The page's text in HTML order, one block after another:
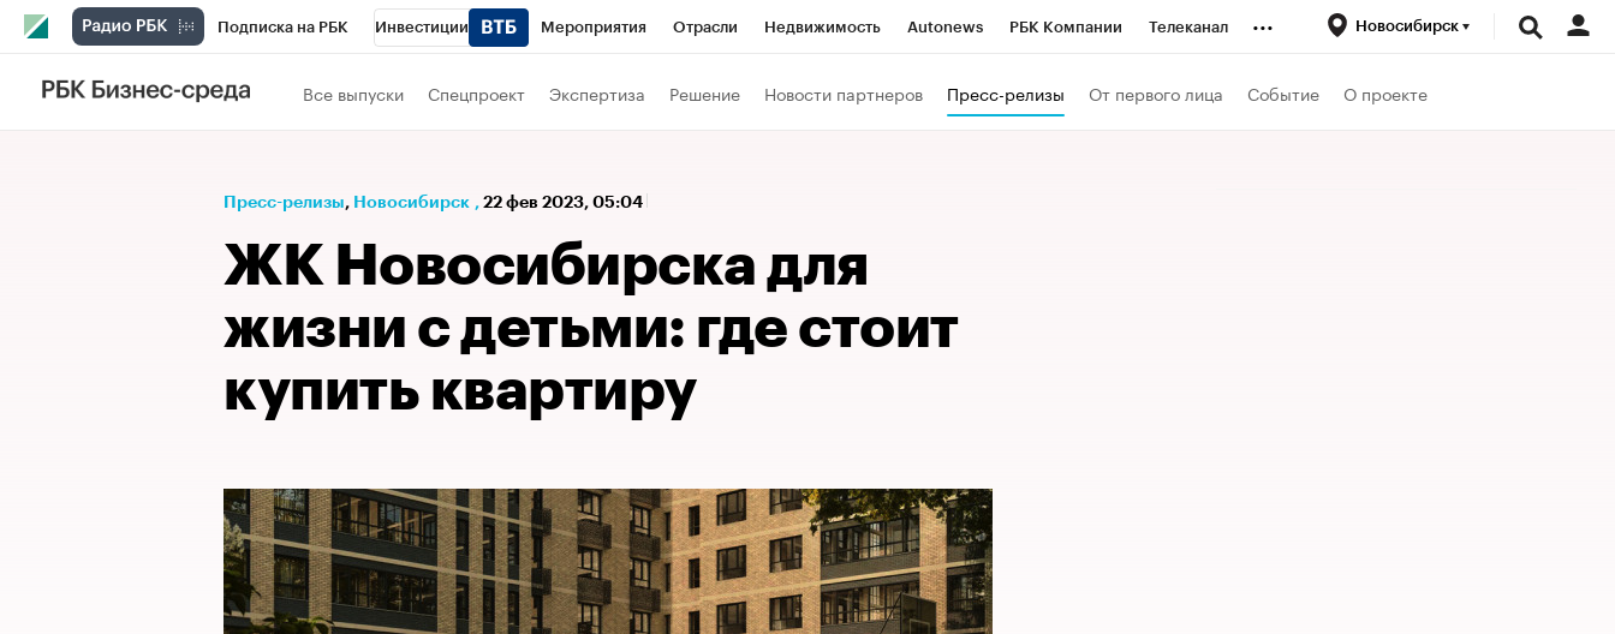
Подписка на РБК Инвестиции Мероприятия Отрасли Недвижимость Autonews РБК Компании Телеканал
РБК Вино
Проверка контрагентов Экономика
... Новосибирск
Все выпуски Спецпроект Экспертиза Решение Новости партнеров Пресс-релизы От первого лица Событие О проекте
Пресс-релизы⁠, Новосибирск , 22 фев 2023, 05:04
ЖК Новосибирска для
жизни с детьми: где стоит
купить квартиру